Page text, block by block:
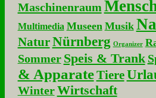
Maschinenraum
Multimedia Museen Musik
NaturNürnberg Organizer
Sommer Speis & Trank
& Apparate Tiere
Winter Wirtschaft